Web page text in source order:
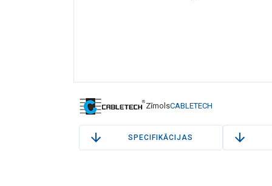
ZīmolsCABLETECH
SPECIFIKĀCIJAS